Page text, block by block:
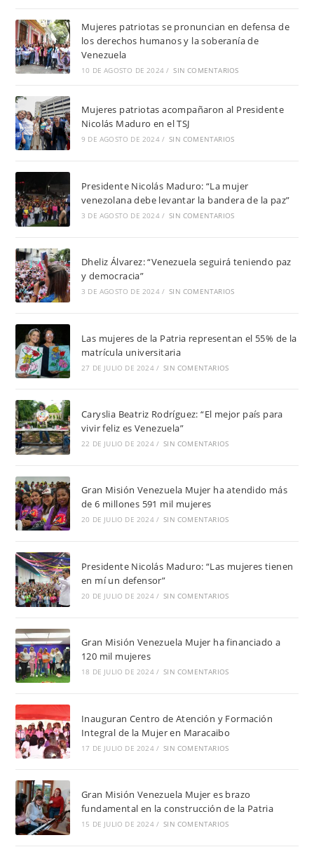
Mujeres patriotas se pronuncian en defensa de
los derechos humanos y la soberanía de
Venezuela
10 DE AGOSTO DE 2024 / SIN COMENTARIOS
Mujeres patriotas acompañaron al Presidente
Nicolás Maduro en el TSJ
9 DE AGOSTO DE 2024 / SIN COMENTARIOS
Presidente Nicolás Maduro: “La mujer
venezolana debe levantar la bandera de la paz”
3 DE AGOSTO DE 2024 / SIN COMENTARIOS
Dheliz Álvarez: “Venezuela seguirá teniendo paz
y democracia”
3 DE AGOSTO DE 2024 / SIN COMENTARIOS
Las mujeres de la Patria representan el 55% de la
matrícula universitaria
27 DE JULIO DE 2024 / SIN COMENTARIOS
Caryslia Beatriz Rodríguez: “El mejor país para
vivir feliz es Venezuela”
22 DE JULIO DE 2024 / SIN COMENTARIOS
Gran Misión Venezuela Mujer ha atendido más
de 6 millones 591 mil mujeres
20 DE JULIO DE 2024 / SIN COMENTARIOS
Presidente Nicolás Maduro: “Las mujeres tienen
en mí un defensor”
20 DE JULIO DE 2024 / SIN COMENTARIOS
Gran Misión Venezuela Mujer ha financiado a
120 mil mujeres
18 DE JULIO DE 2024 / SIN COMENTARIOS
Inauguran Centro de Atención y Formación
Integral de la Mujer en Maracaibo
17 DE JULIO DE 2024 / SIN COMENTARIOS
Gran Misión Venezuela Mujer es brazo
fundamental en la construcción de la Patria
15 DE JULIO DE 2024 / SIN COMENTARIOS